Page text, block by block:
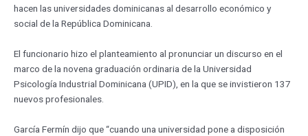
hacen las universidades dominicanas al desarrollo económico y
social de la República Dominicana.
El funcionario hizo el planteamiento al pronunciar un discurso en el
marco de la novena graduación ordinaria de la Universidad
Psicología Industrial Dominicana (UPID), en la que se invistieron 137
nuevos profesionales.
García Fermín dijo que “cuando una universidad pone a disposición